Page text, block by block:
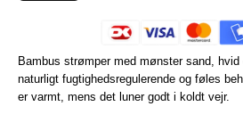
Bambus strømper med mønster sand,
naturligt fugtighedsregulerende og føles
er varmt, mens det luner godt i koldt vejr.